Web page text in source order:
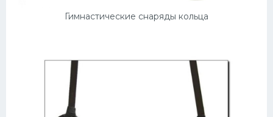
Гимнастические снаряды кольца